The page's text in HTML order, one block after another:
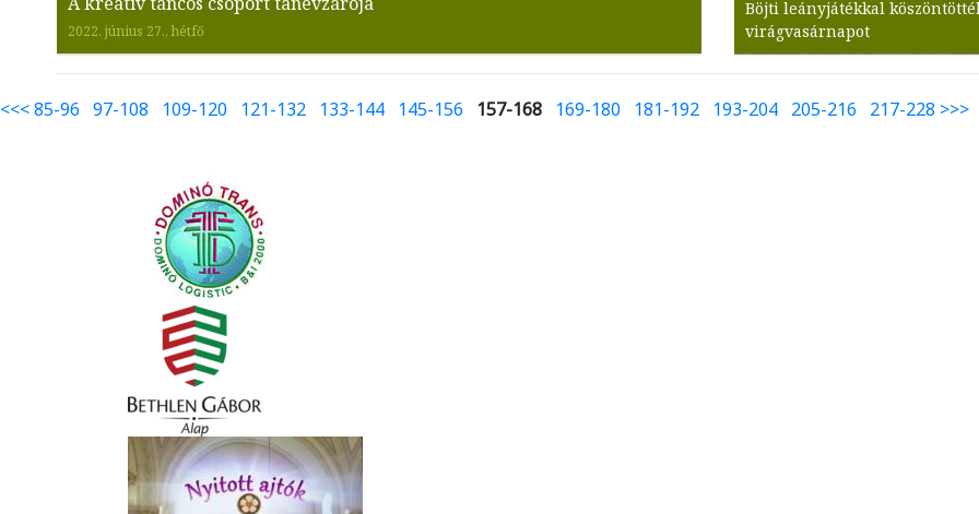
2022. június 27., hétfő
Böjti leányjátékkal
virágvasárnapot
<<<85-96 97-108 109-120 121-132 133-144 145-156 157-168 169-180 181-192 193-204 205-216 217-228 >>>